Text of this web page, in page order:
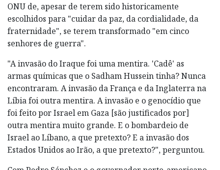
ONU de, apesar de terem sido historicamente
escolhidos para "cuidar da paz, da cordialidade, da
fraternidade", se terem transformado "em cinco
senhores de guerra".
"A invasão do Iraque foi uma mentira. 'Cadê' as
armas químicas que o Sadham Hussein tinha? Nunca
encontraram. A invasão da França e da Inglaterra na
Líbia foi outra mentira. A invasão e o genocídio que
foi feito por Israel em Gaza [são justificados por]
outra mentira muito grande. E o bombardeio de
Israel ao Líbano, a que pretexto? E a invasão dos
Estados Unidos ao Irão, a que pretexto?", perguntou.